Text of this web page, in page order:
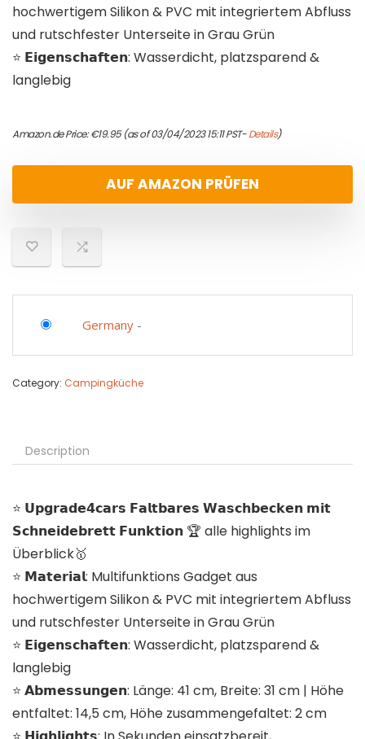
hochwertigem Silikon & PVC mit integriertem Abfluss
und rutschfester Unterseite in Grau Grün
⭐️ 𝗘𝗶𝗴𝗲𝗻𝘀𝗰𝗵𝗮𝗳𝘁𝗲𝗻: Wasserdicht, platzsparend &
langlebig
Amazon.de Price:€19.95(as of 03/04/2023 15:11 PST-Details)
AUF AMAZON PRÜFEN
Germany -
Category: Campingküche
Description
⭐️ 𝗨𝗽𝗴𝗿𝗮𝗱𝗲𝟰𝗰𝗮𝗿𝘀 𝗙𝗮𝗹𝘁𝗯𝗮𝗿𝗲𝘀 𝗪𝗮𝘀𝗰𝗵𝗯𝗲𝗰𝗸𝗲𝗻 𝗺𝗶𝘁
𝗦𝗰𝗵𝗻𝗲𝗶𝗱𝗲𝗯𝗿𝗲𝘁𝘁 𝗙𝘂𝗻𝗸𝘁𝗶𝗼𝗻 🏆 alle highlights im
Überblick🥇
⭐️ 𝗠𝗮𝘁𝗲𝗿𝗶𝗮𝗹: Multifunktions Gadget aus
hochwertigem Silikon & PVC mit integriertem Abfluss
und rutschfester Unterseite in Grau Grün
⭐️ 𝗘𝗶𝗴𝗲𝗻𝘀𝗰𝗵𝗮𝗳𝘁𝗲𝗻: Wasserdicht, platzsparend &
langlebig
⭐️ 𝗔𝗯𝗺𝗲𝘀𝘀𝘂𝗻𝗴𝗲𝗻: Länge: 41 cm, Breite: 31 cm | Höhe
entfaltet: 14,5 cm, Höhe zusammengefaltet: 2 cm